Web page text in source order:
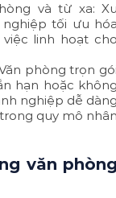
và từ xa:
tối ưu
linh hoạt
phòng trọn
hạn hoặc
nghiệp dễ
quy mô
văn